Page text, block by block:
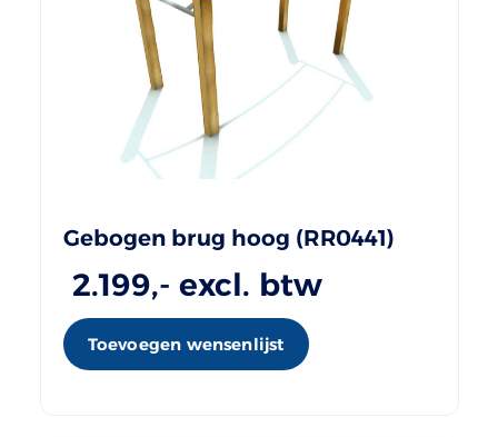
Gebogen brug hoog (RR0441)
2.199,- excl. btw
Toevoegen wensenlijst